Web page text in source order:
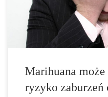
osłabić przepływ krwi do
Marihuana
ryzyko zaburzeń